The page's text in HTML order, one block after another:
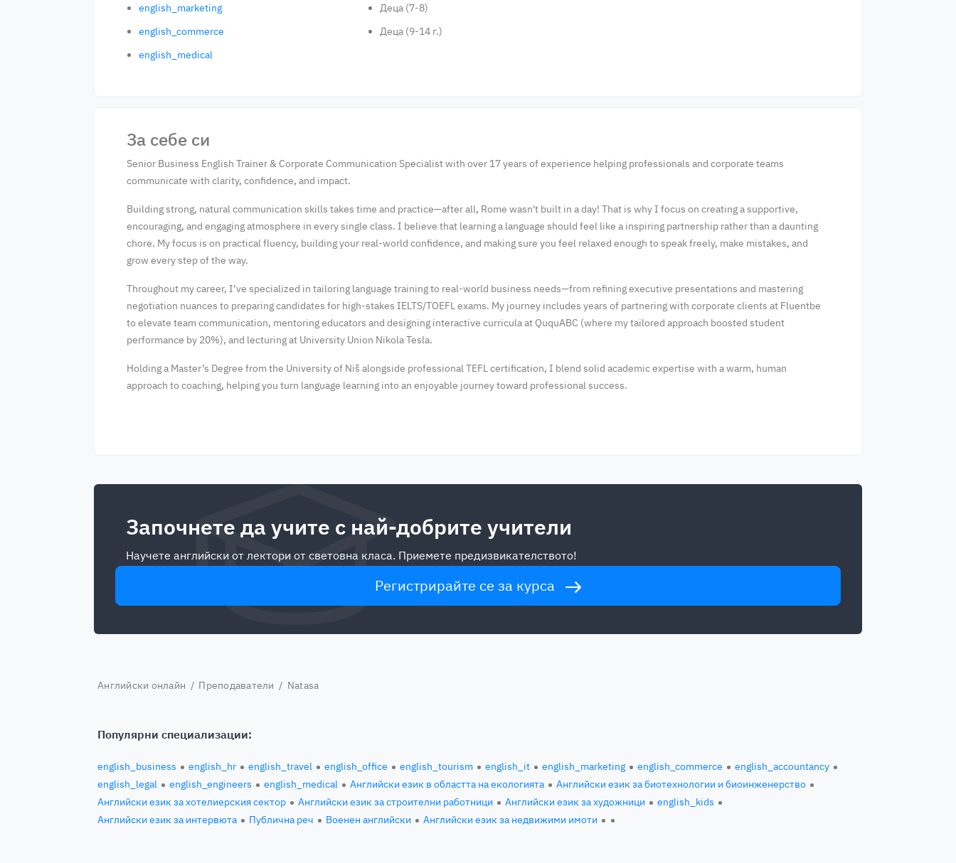
english_marketing
english_commerce
english_medical
Деца (7-8)
Деца (9-14 г.)
За себе си
Senior Business English Trainer & Corporate Communication Specialist with over 17 years of experience helping professionals and corporate teams
communicate with clarity, confidence, and impact.
Building strong, natural communication skills takes time and practice—after all, Rome wasn't built in a day! That is why I focus on creating a supportive,
encouraging, and engaging atmosphere in every single class. I believe that learning a language should feel like a inspiring partnership rather than a daunting
chore. My focus is on practical fluency, building your real-world confidence, and making sure you feel relaxed enough to speak freely, make mistakes, and
grow every step of the way.
Throughout my career, I’ve specialized in tailoring language training to real-world business needs—from refining executive presentations and mastering
negotiation nuances to preparing candidates for high-stakes IELTS/TOEFL exams. My journey includes years of partnering with corporate clients at Fluentbe
to elevate team communication, mentoring educators and designing interactive curricula at QuquABC (where my tailored approach boosted student
performance by 20%), and lecturing at University Union Nikola Tesla.
Holding a Master’s Degree from the University of Niš alongside professional TEFL certification, I blend solid academic expertise with a warm, human
approach to coaching, helping you turn language learning into an enjoyable journey toward professional success.
Започнете да учите с най-добрите учители
Научете английски от лектори от световна класа. Приемете предизвикателството!
Регистрирайте се за курса
Английски онлайн / Преподаватели / Natasa
Популярни специализации:
english_business english_hr english_travel english_office english_tourism english_it english_marketing english_commerce
english_accountancy
english_legal
english_engineers english_medical Английски език в областта на екологията
Английски език за биотехнологии и биоинженерство
Английски език за хотелиерския сектор
Английски език за строителни работници Английски език за художници
english_kids
Английски език за интервюта
Публична реч Военен английски Английски език за недвижими имоти